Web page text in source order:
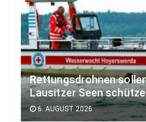
Rettungsdrohnen
Lausitzer Seen
6. AUGUST 2026